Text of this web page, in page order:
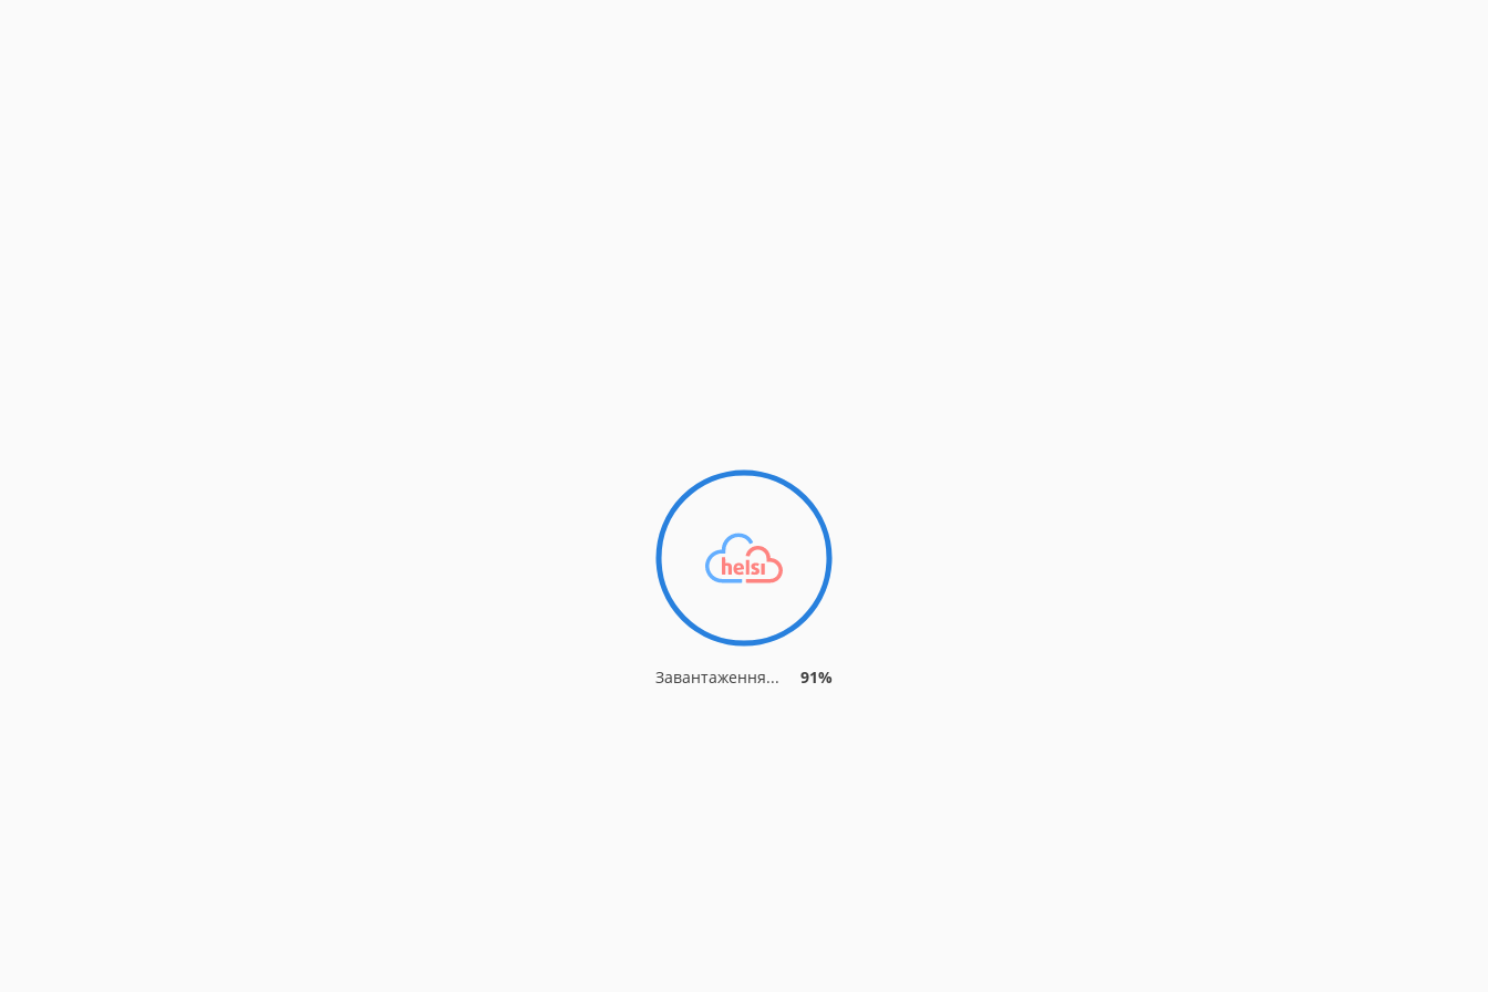
Завантаження... 91%